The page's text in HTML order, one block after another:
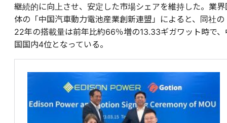
継続的に向上させ、安定した市場シェアを維持した。業界
体の「中国汽車動力電池産業創新連盟」によると、同社の
22年の搭載量は前年比約66％増の13.33ギガワット時で、
国国内4位となっている。